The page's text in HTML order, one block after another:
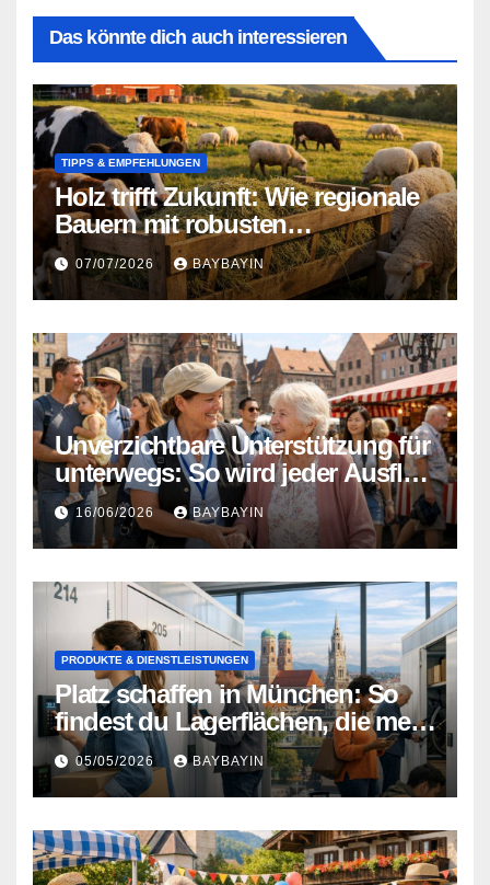
Das könnte dich auch interessieren
TIPPS & EMPFEHLUNGEN
Holz trifft Zukunft: Wie regionale
Bauern mit robusten
Konstruktionen Tierfütterung neu
denken
07/07/2026 BAYBAYIN
Unverzichtbare Unterstützung für
unterwegs: So wird jeder Ausflug
in Nürnberg zum Erlebnis
16/06/2026 BAYBAYIN
PRODUKTE & DIENSTLEISTUNGEN
Platz schaffen in München: So
findest du Lagerflächen, die mehr
können als nur Stauraum
05/05/2026 BAYBAYIN